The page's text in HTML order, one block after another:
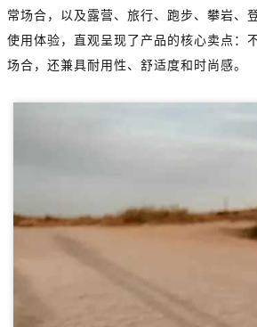
常场合，以及露营、旅行、跑步、攀岩、
使用体验，直观呈现了产品的核心卖点：
场合，还兼具耐用性、舒适度和时尚感。